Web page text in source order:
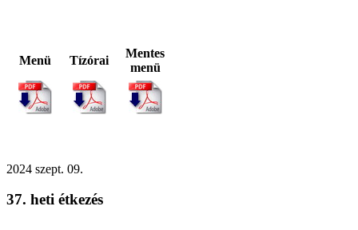
Menü Tízórai
Mentes
menü
2024 szept. 09.
37. heti étkezés